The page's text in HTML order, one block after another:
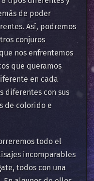
de poder
Así, podremos
conjuros
nos enfrentemos
que queramos
en cada
diferentes con sus
de colorido e
todo el
incomparables
todos con una